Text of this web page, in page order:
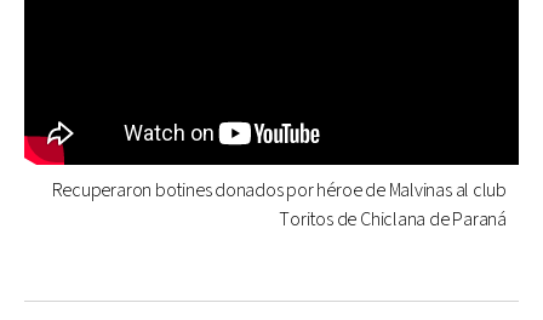
Recuperaron botines donados por héroe de Malvinas al club
Toritos de Chiclana de Paraná